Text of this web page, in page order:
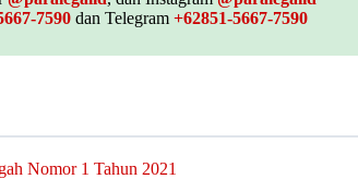
7590dan Telegram +62851-5667-7590
Nomor 1 Tahun 2021